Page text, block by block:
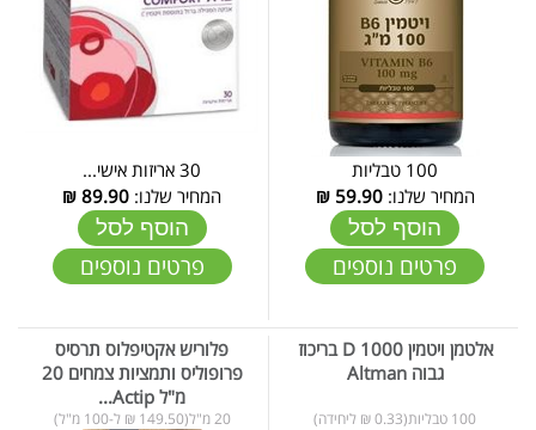
100 טבליות
המחיר שלנו:59.90
₪
הוסף לסל
פרטים נוספים
30 אריזות אישי...
המחיר שלנו: 89.90
₪
הוסף לסל
פרטים נוספים
אלטמן ויטמין D 1000 בריכוז
גבוה Altman
100 טבליות(0.33 ₪ ליחידה)
פלוריש אקטיפלוס תרסיס
פרופוליס ותמציות צמחים 20
מ"ל Actip...
20 מ"ל(149.50 ₪ ל-100 מ"ל)